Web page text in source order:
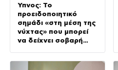
Ύπνος: Το
προειδοποιητικό
σημάδι «στη μέση της
νύχτας» που μπορεί
να δείχνει σοβαρή